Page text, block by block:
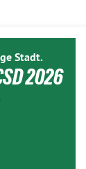
Stadt.
2026